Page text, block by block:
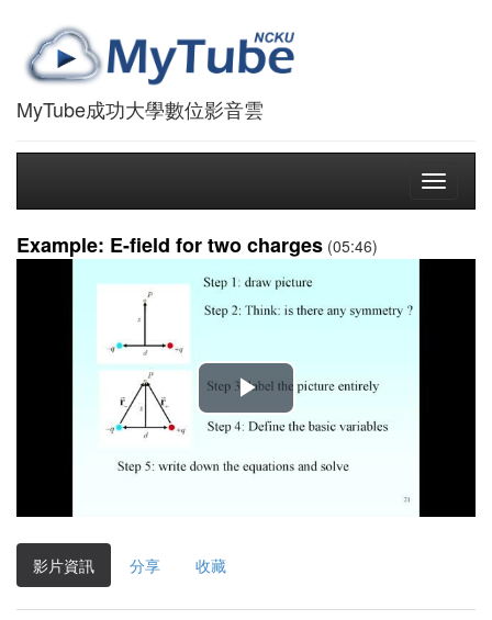
MyTube成功大學數位影音雲
Toggle
Example: E-field for two charges (05:46)
播
放
影片資訊 分享 收藏